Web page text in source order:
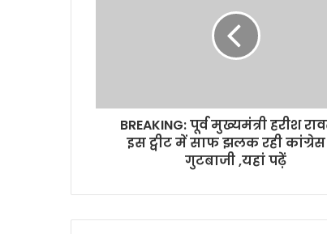
BREAKING: पूर्व मुख्यमंत्री हरीश
इस ट्वीट में साफ झलक रही
गुटबाजी ,यहां पढ़ें